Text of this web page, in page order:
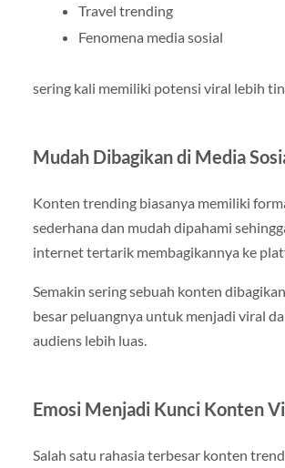
Travel trending
Fenomena media sosial
sering kali memiliki potensi viral lebih
Mudah Dibagikan di Media
Konten trending biasanya memiliki
sederhana dan mudah dipahami
internet tertarik membagikannya ke
Semakin sering sebuah konten
besar peluangnya untuk menjadi viral
audiens lebih luas.
Emosi Menjadi Kunci Konten
Salah satu rahasia terbesar konten